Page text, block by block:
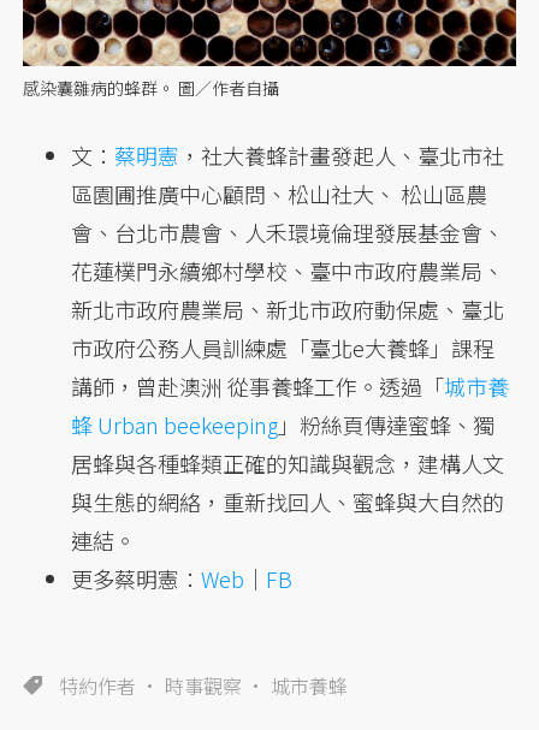
感染囊雛病的蜂群。 圖／作者自攝
文： 蔡明憲 ，社大養蜂計畫發起人、臺北市社
區園圃推廣中心顧問、松山社大、 松山區農
會、台北市農會、人禾環境倫理發展基金會、
花蓮樸門永續鄉村學校、臺中市政府農業局、
新北市政府農業局、新北市政府動保處、臺北
市政府公務人員訓練處「臺北e大養蜂」課程
講師，曾赴澳洲 從事養蜂工作。透過「城市養
蜂 Urban beekeeping」粉絲頁傳達蜜蜂、獨
居蜂與各種蜂類正確的知識與觀念，建構人文
與生態的網絡，重新找回人、蜜蜂與大自然的
連結。
更多蔡明憲：Web ｜ FB
特約作者 時事觀察 城市養蜂